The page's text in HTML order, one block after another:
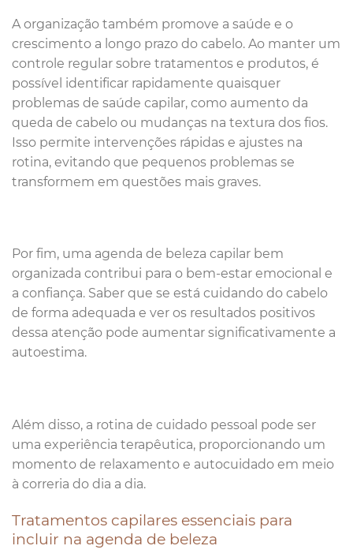
A organização também promove a saúde e o
crescimento a longo prazo do cabelo. Ao manter um
controle regular sobre tratamentos e produtos, é
possível identificar rapidamente quaisquer
problemas de saúde capilar, como aumento da
queda de cabelo ou mudanças na textura dos fios.
Isso permite intervenções rápidas e ajustes na
rotina, evitando que pequenos problemas se
transformem em questões mais graves.
Por fim, uma agenda de beleza capilar bem
organizada contribui para o bem-estar emocional e
a confiança. Saber que se está cuidando do cabelo
de forma adequada e ver os resultados positivos
dessa atenção pode aumentar significativamente a
autoestima.
Além disso, a rotina de cuidado pessoal pode ser
uma experiência terapêutica, proporcionando um
momento de relaxamento e autocuidado em meio
à correria do dia a dia.
Tratamentos capilares essenciais para
incluir na agenda de beleza